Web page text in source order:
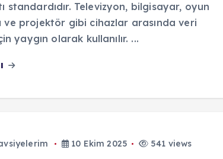
standardıdır. Televizyon, bilgisayar, oyun
ve projektör gibi cihazlar arasında veri
yaygın olarak kullanılır. ...
10 Ekim 2025 541 views